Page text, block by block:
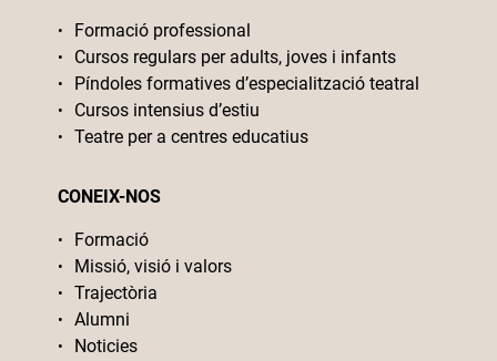
Formació professional
Cursos regulars per adults, joves i infants
Píndoles formatives d’especialització teatral
Cursos intensius d’estiu
Teatre per a centres educatius
CONEIX-NOS
Formació
Missió, visió i valors
Trajectòria
Alumni
Noticies